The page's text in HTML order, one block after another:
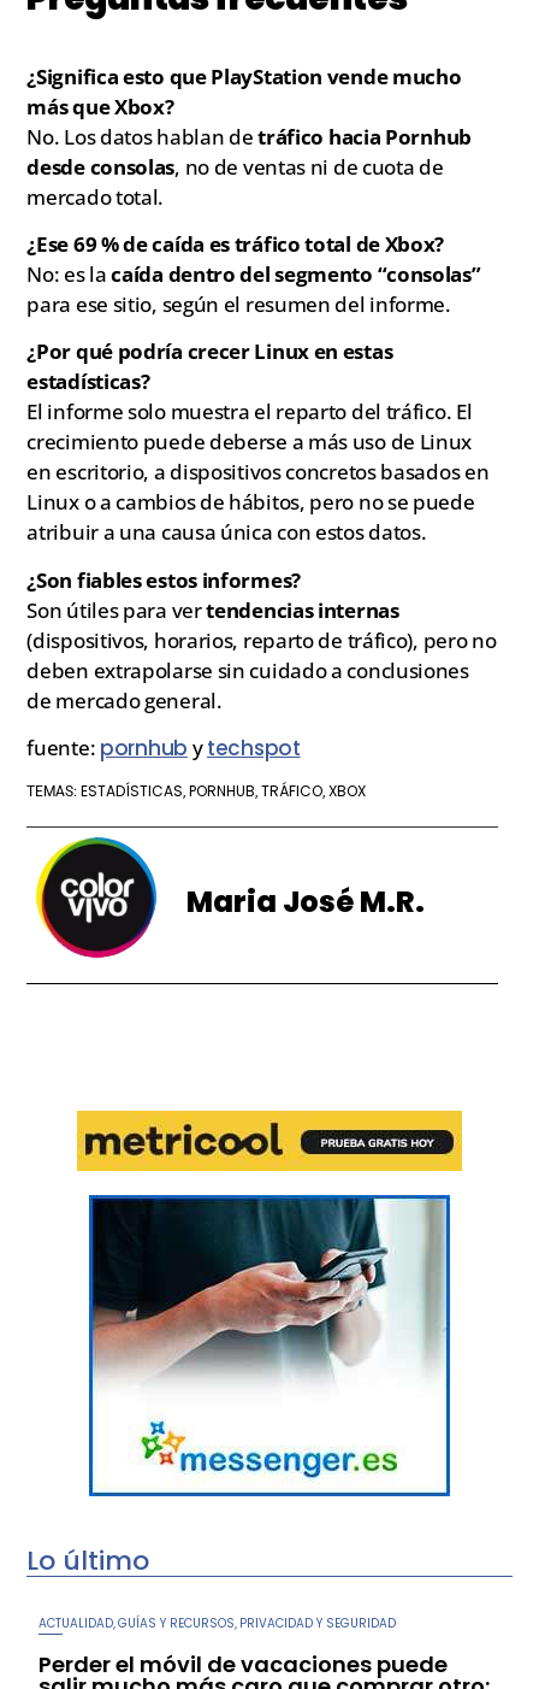
¿Significa esto que PlayStation vende mucho
más que Xbox?
No. Los datos hablan detráfico hacia Pornhub
desde consolas, no de ventas ni de cuota de
mercado total.
¿Ese 69 % de caída es tráfico total de Xbox?
No: es lacaída dentro del segmento “consolas”
para ese sitio, según el resumen del informe.
¿Por qué podría crecer Linux en estas
estadísticas?
El informe solo muestra el reparto del tráfico. El
crecimiento puede deberse a más uso de Linux
en escritorio, a dispositivos concretos basados en
Linux o a cambios de hábitos, pero no se puede
atribuir a una causa única con estos datos.
¿Son fiables estos informes?
Son útiles para vertendencias internas
(dispositivos, horarios, reparto de tráfico), pero no
deben extrapolarse sin cuidado a conclusiones
de mercado general.
fuente: pornhub ytechspot
TEMAS: ESTADÍSTICAS, PORNHUB,TRÁFICO,XBOX
Maria José M.R.
Lo último
ACTUALIDAD ,GUÍAS Y RECURSOS PRIVACIDAD Y SEGURIDAD
Perder el móvil de vacaciones puede